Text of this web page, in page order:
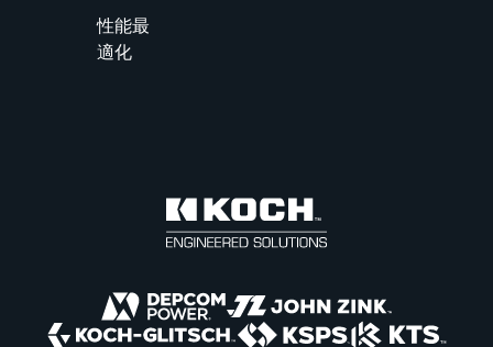
性能最
適化